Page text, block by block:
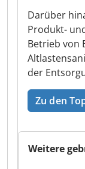
Darüber
Produkt-
Betrieb von
der
Zu den
Weitere